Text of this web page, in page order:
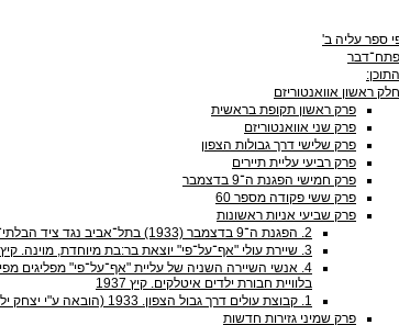
ספר עליה ב'
פתח־דבר
התוכן:
חלק ראשון אוואנטוריזם
פרק ראשון תקופת בראשית
פרק שני אוואנטוריזם
פרק שלישי דרך גבולות הצפון
פרק רביעי עליית תיירים
פרק חמישי הפגנת ה־9 בדצמבר
פרק ששי פקודה מספר 60
פרק שביעי אניות ראשונות
‭.2‬ הפגנת ה־9 בדצמבר ‭(1933)‬ בתל־אביב נגד ציד הבלתי־ליגאליים
‭.3‬ שיירת עולי "אף־על־פי" יוצאת בר:בת מיוחדת, מוינה. קיץ 1937
‭.4‬ אנשי השיירה השניה של עליית "אף־על־פי" מפליגים
בלוויית חבורת ילדים איטלקים. קיץ 1937
‭.1‬ קבוצת עולים דרך גבול הצפון. 1933 (הובאה ע"י יצחק ילין)
פרק שמיני גזירות חדשות